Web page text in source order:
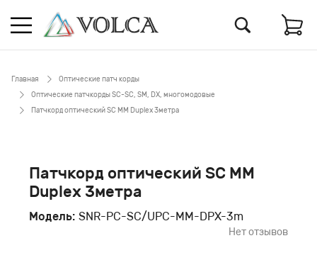
Главная
Оптические патч корды
Оптические патчкорды SC-SC, SM, DX, многомодовые
Патчкорд оптический SC MM Duplex 3метра
Патчкорд оптический SC MM
Duplex 3метра
Модель: SNR-PC-SC/UPC-MM-DPX-3m
Нет отзывов